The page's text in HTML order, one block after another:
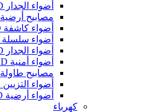
أضواء الجدار LED الداخلية
مصابيح أرضية LED
أضواء كاشفة LED
أضواء سلسلة LED
أضواء الجدار LED في الهواء الطلق
أضواء أمنية LED
مصابيح طاولة LED
أضواء التزيين LED
أضواء أرضية LED
كهرباء